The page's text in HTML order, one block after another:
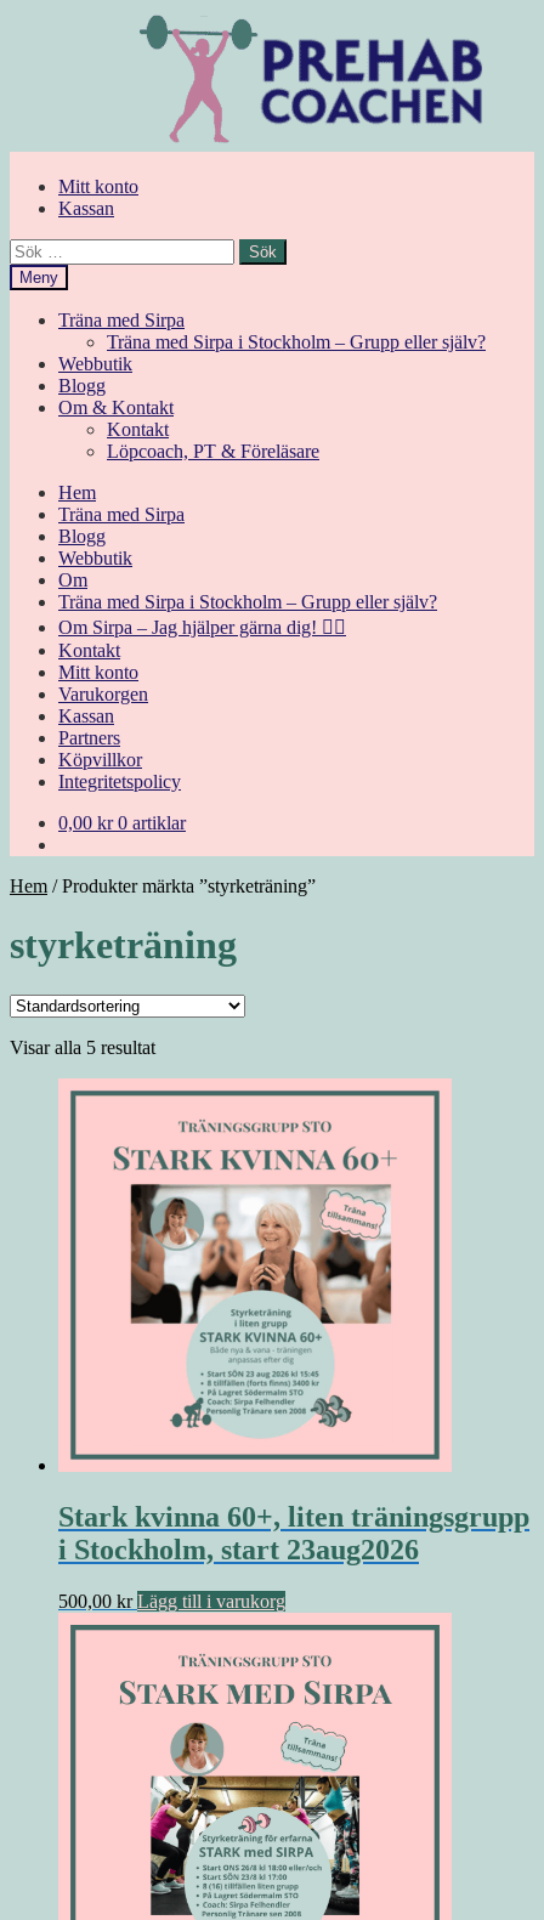
Mitt konto
Kassan
Sök
efter:
Meny
Träna med Sirpa
Träna med Sirpa i Stockholm – Grupp eller själv?
Webbutik
Blogg
Om & Kontakt
Kontakt
Löpcoach, PT & Föreläsare
Hem
Träna med Sirpa
Blogg
Webbutik
Om
Träna med Sirpa i Stockholm – Grupp eller själv?
Om Sirpa – Jag hjälper gärna dig! 🙋‍♀️
Kontakt
Mitt konto
Varukorgen
Kassan
Partners
Köpvillkor
Integritetspolicy
0,00 kr 0 artiklar
Hem /Produkter märkta ”styrketräning”
styrketräning
Visar alla 5 resultat
Stark kvinna 60+, liten träningsgrupp
i Stockholm, start 23aug2026
500,00 kr Lägg till i varukorg